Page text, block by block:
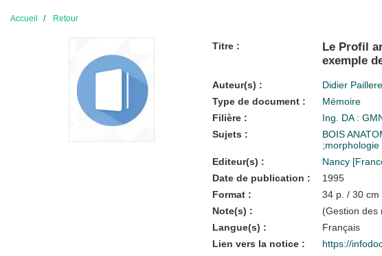
Accueil Retour
Titre :
Le Profil
exemple
Auteur(s) :
Didier
Type de document :
Mémoire
Filière :
Ing. DA :
Sujets :
BOIS
;morphologie
Editeur(s) :
Nancy
Date de publication :
1995
Format :
34 p. / 30 cm
Note(s) :
(Gestion des
Langue(s) :
Français
Lien vers la notice :
https://